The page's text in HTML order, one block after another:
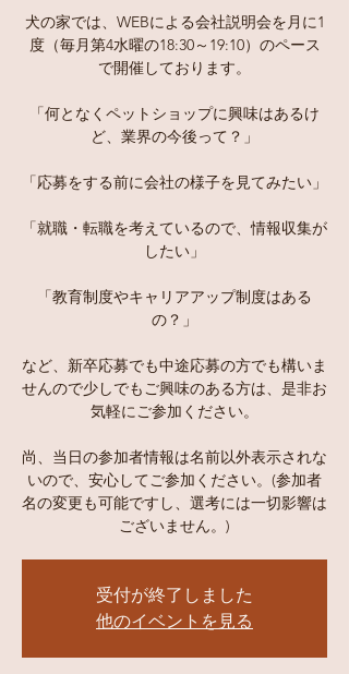
犬の家では、WEBによる会社説明会を月に1
度（毎月第4水曜の18:30～19:10）のペース
で開催しております。
「何となくペットショップに興味はあるけ
ど、業界の今後って？」
「応募をする前に会社の様子を見てみたい」
「就職・転職を考えているので、情報収集が
したい」
「教育制度やキャリアアップ制度はある
の？」
など、新卒応募でも中途応募の方でも構いま
せんので少しでもご興味のある方は、是非お
気軽にご参加ください。
尚、当日の参加者情報は名前以外表示されな
いので、安心してご参加ください。(参加者
名の変更も可能ですし、選考には一切影響は
ございません。)
受付が終了しました
他のイベントを見る